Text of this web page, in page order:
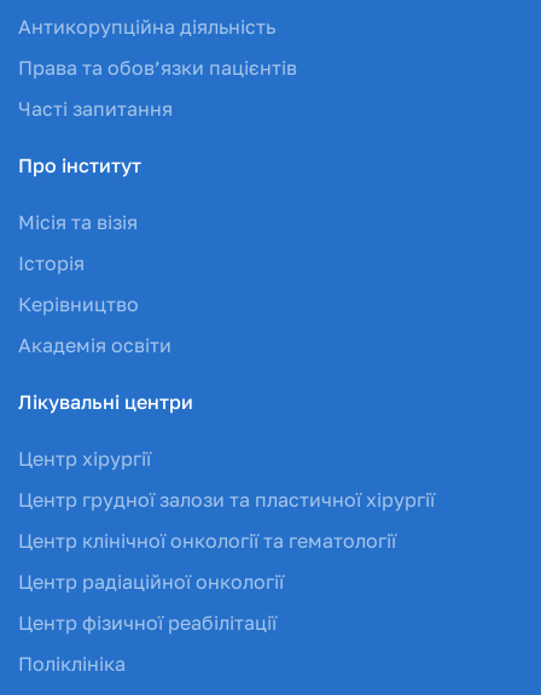
Антикорупційна діяльність
Права та обов’язки пацієнтів
Часті запитання
Про інститут
Місія та візія
Історія
Керівництво
Академія освіти
Лікувальні центри
Центр хірургії
Центр грудної залози та пластичної хірургії
Центр клінічної онкології та гематології
Центр радіаційної онкології
Центр фізичної реабілітації
Поліклініка